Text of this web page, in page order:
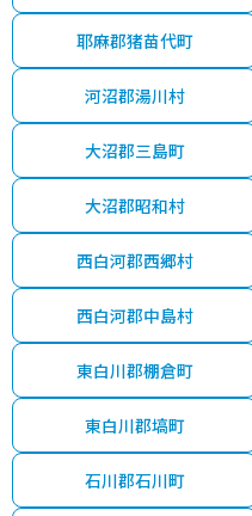
耶麻郡猪苗代町
河沼郡湯川村
大沼郡三島町
大沼郡昭和村
西白河郡西郷村
西白河郡中島村
東白川郡棚倉町
東白川郡塙町
石川郡石川町